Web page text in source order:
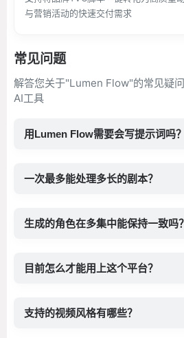
与营销活动的快速交付需求
常见问题
解答您关于"Lumen Flow"的常见疑
AI工具
用Lumen Flow需要会写提示词吗？
一次最多能处理多长的剧本？
生成的角色在多集中能保持一致吗？
目前怎么才能用上这个平台？
支持的视频风格有哪些？